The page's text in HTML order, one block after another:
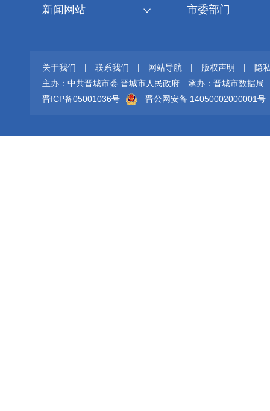
新闻网站 市委部门
关于我们 | 联系我们 | 网站导航 | 版权声明 |
隐
主办：中共晋城市委 晋城市人民政府
承办：晋城市数据局
晋ICP备05001036号
晋公网安备 14050002000001号